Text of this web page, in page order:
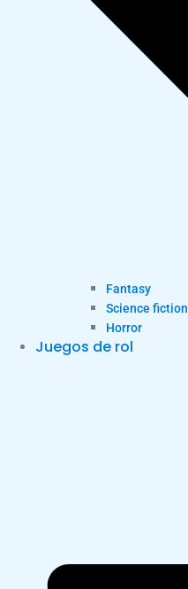
Fantasy
Science fiction
Horror
Juegos de rol